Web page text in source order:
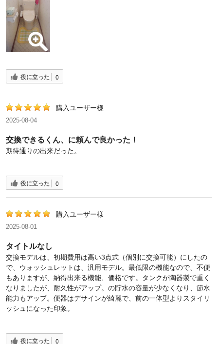
役に立った 0
購入ユーザー様
2025-08-04
交換できるくん、に頼んで良かった！
期待通りの出来だった。
役に立った 0
購入ユーザー様
2025-08-01
タイトルなし
交換モデルは、初期費用は高い3点式（個別に交換可能）にしたの
で、ウォッシュレットは、汎用モデル。最低限の機能なので、不便
もありますが、納得出来る機能、価格です。タンクが陶器製で重く
なりましたが、耐久性がアップ。の貯水の容量が少なくなり、節水
能力もアップ。便器はデサインが綺麗で、前の一体型よりスタイリ
ッシュになった印象。
役に立った 0